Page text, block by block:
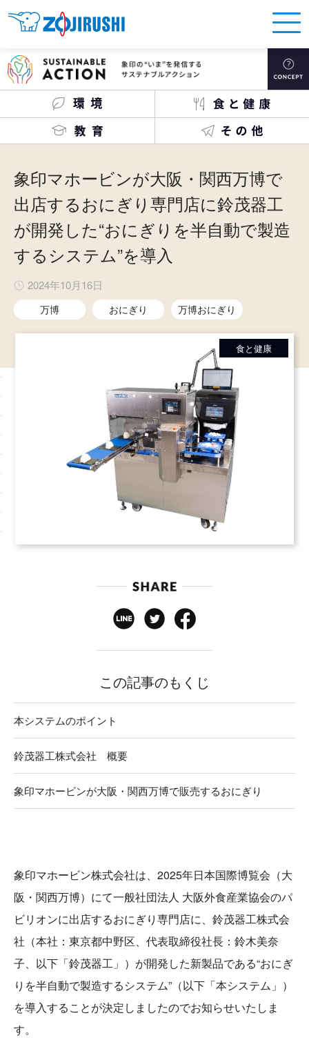
象印マホービンが大阪・関西万博で
出店するおにぎり専門店に鈴茂器工
が開発した“おにぎりを半自動で製造
するシステム”を導入
2024年10月16日
万博 おにぎり 万博おにぎり
食と健康
この記事のもくじ
本システムのポイント
鈴茂器工株式会社 概要
象印マホービンが大阪・関西万博で販売するおにぎり
象印マホービン株式会社は、2025年日本国際博覧会（大
阪・関西万博）にて一般社団法人 大阪外食産業協会のパ
ビリオンに出店するおにぎり専門店に、鈴茂器工株式会
社（本社：東京都中野区、代表取締役社長：鈴木美奈
子、以下「鈴茂器工」）が開発した新製品である“おにぎ
りを半自動で製造するシステム”（以下「本システム」）
を導入することが決定しましたのでお知らせいたしま
す。